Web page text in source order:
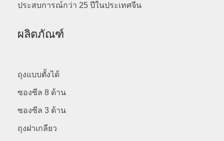
ประสบการณ์กว่า 25 ปีในประเทศจีน
ผลิตภัณฑ์
ถุงแบบตั้งได้
ซองซีล 8 ด้าน
ซองซีล 3 ด้าน
ถุงฝาเกลียว